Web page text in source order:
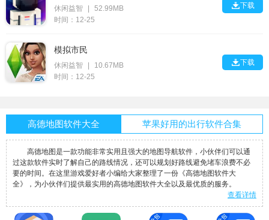
休闲益智
52.99MB
时间：12-25
下载
模拟市民
休闲益智
10.67MB
时间：12-25
下载
高德地图软件大全 苹果好用的出行软件合集
高德地图是一款功能非常实用且强大的地图导航软件，小伙伴们可以通
过这款软件实时了解自己的路线情况，还可以规划好路线避免堵车浪费不必
要的时间。在这里游戏爱好者小编给大家整理了一份《高德地图软件大
全》，为小伙伴们提供最实用的高德地图软件大全以及最优质的服务。
查看详情